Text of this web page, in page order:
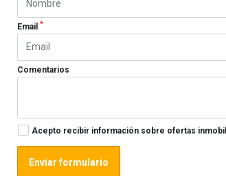
Email*
Comentarios
Acepto recibir información sobre ofertas
Enviar formulario